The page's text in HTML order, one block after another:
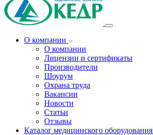
О компании
О компании
Лицензии и сертификаты
Производители
Шоурум
Охрана труда
Вакансии
Новости
Статьи
Отзывы
Каталог медицинского оборудования